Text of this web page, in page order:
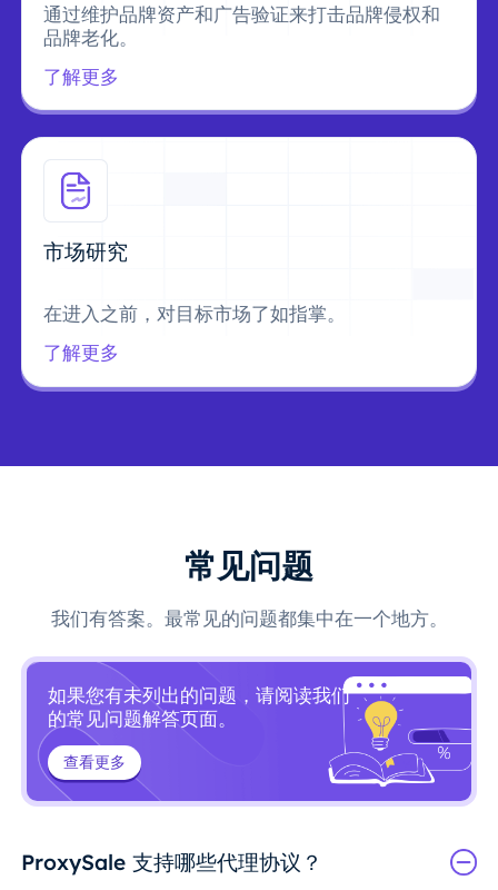
通过维护品牌资产和广告验证来打击品牌侵权和
品牌老化。
了解更多
市场研究
在进入之前，对目标市场了如指掌。
了解更多
常见问题
我们有答案。最常见的问题都集中在一个地方。
如果您有未列出的问题，请阅读我们
的常见问题解答页面。
查看更多
ProxySale 支持哪些代理协议？